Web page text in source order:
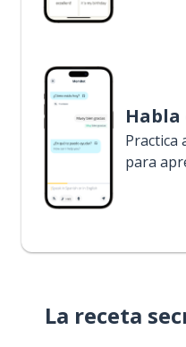
Habla
Practica
para
La receta